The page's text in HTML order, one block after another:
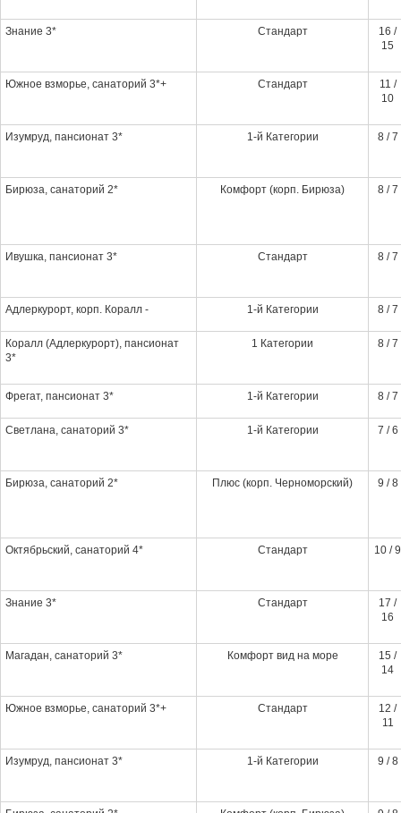
Знание 3* Стандарт
16 /
15
Южное взморье, санаторий 3*+ Стандарт
11 /
10
Изумруд, пансионат 3* 1-й Категории 8 / 7
Бирюза, санаторий 2* Комфорт (корп. Бирюза) 8 / 7
Ивушка, пансионат 3* Стандарт 8 / 7
Адлеркурорт, корп. Коралл - 1-й Категории 8 / 7
Коралл (Адлеркурорт), пансионат
3*
1 Категории 8 / 7
Фрегат, пансионат 3* 1-й Категории 8 / 7
Светлана, санаторий 3* 1-й Категории 7 / 6
Бирюза, санаторий 2* Плюс (корп. Черноморский) 9 / 8
Октябрьский, санаторий 4* Стандарт 10 / 9
Знание 3* Стандарт
17 /
16
Магадан, санаторий 3* Комфорт вид на море
15 /
14
Южное взморье, санаторий 3*+ Стандарт
12 /
11
Изумруд, пансионат 3* 1-й Категории 9 / 8